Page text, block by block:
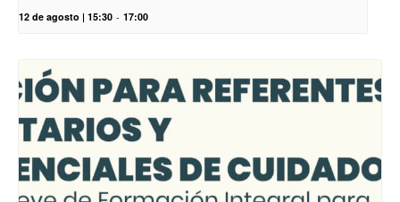
12 de agosto | 15:30 - 17:00